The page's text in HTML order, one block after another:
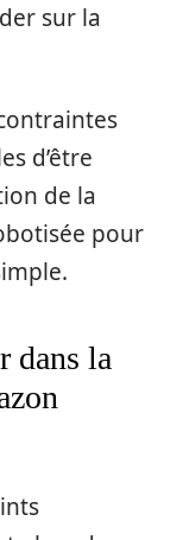
sur la
d’être
de la
pour
dans la